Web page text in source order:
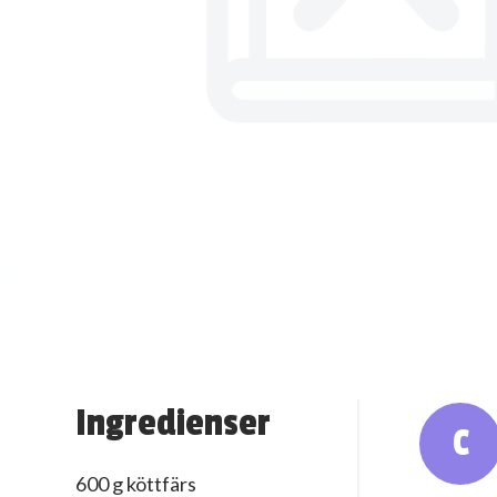
Ingredienser
600 g köttfärs
C